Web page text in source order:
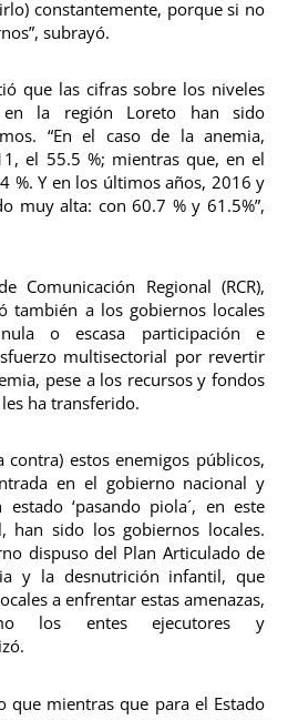
constantemente, porque si no
subrayó.
que las cifras sobre los niveles
en la región Loreto han sido
“En el caso de la anemia,
el 55.5 %; mientras que, en el
%. Y en los últimos años, 2016 y
muy alta: con 60.7 % y 61.5%”,
Comunicación Regional (RCR),
también a los gobiernos locales
o escasa participación e
multisectorial por revertir
pese a los recursos y fondos
ha transferido.
contra) estos enemigos públicos,
en el gobierno nacional y
‘pasando piola´, en este
han sido los gobiernos locales.
dispuso del Plan Articulado de
y la desnutrición infantil, que
a enfrentar estas amenazas,
los entes ejecutores y
que mientras que para el Estado